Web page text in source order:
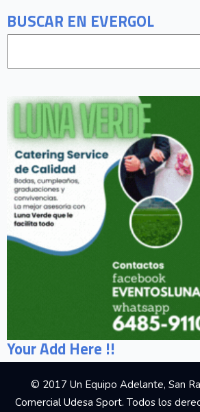
BUSCAR EN EVERGOL
Your Add Here !!
© 2017 Un Equipo Adelante, San
Comercial Udesa Sport. Todos los